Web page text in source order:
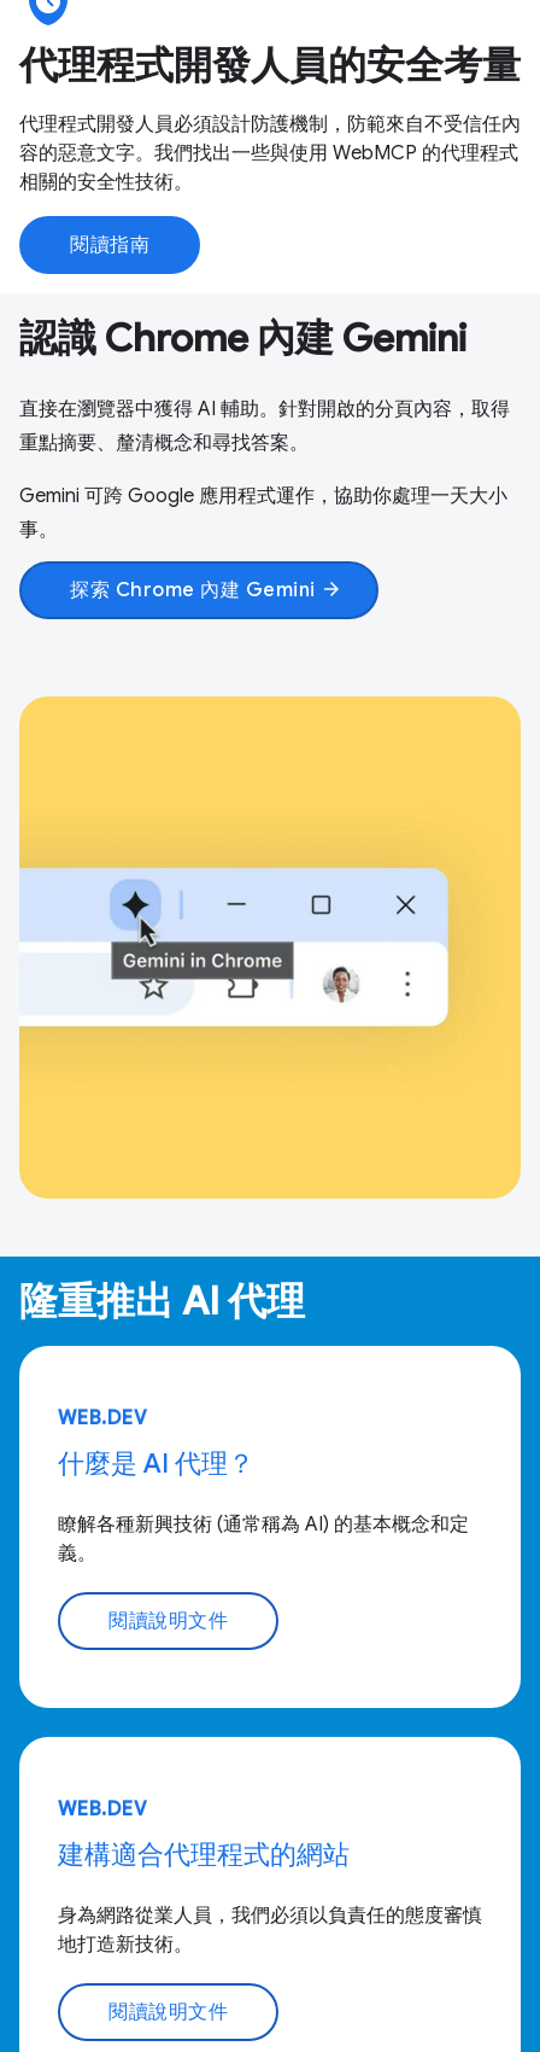
代理程式開發人員的安全考量
代理程式開發人員必須設計防護機制，防範來自不受信任內
容的惡意文字。我們找出一些與使用 WebMCP 的代理程式
相關的安全性技術。
閱讀指南
認識 Chrome 內建 Gemini
直接在瀏覽器中獲得 AI 輔助。針對開啟的分頁內容，取得
重點摘要、釐清概念和尋找答案。
Gemini 可跨 Google 應用程式運作，協助你處理一天大小
事。
探索 Chrome 內建 Gemini arrow_forward
隆重推出 AI 代理
WEB.DEV
什麼是 AI 代理？
瞭解各種新興技術 (通常稱為 AI) 的基本概念和定
義。
閱讀說明文件
WEB.DEV
建構適合代理程式的網站
身為網路從業人員，我們必須以負責任的態度審慎
地打造新技術。
閱讀說明文件